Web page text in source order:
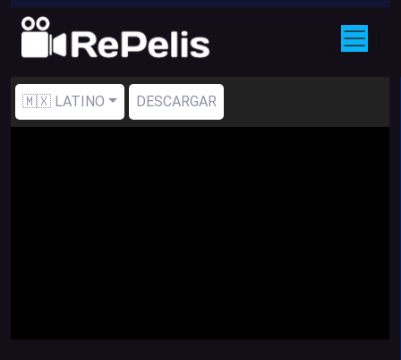
🇲🇽 LATINO DESCARGAR